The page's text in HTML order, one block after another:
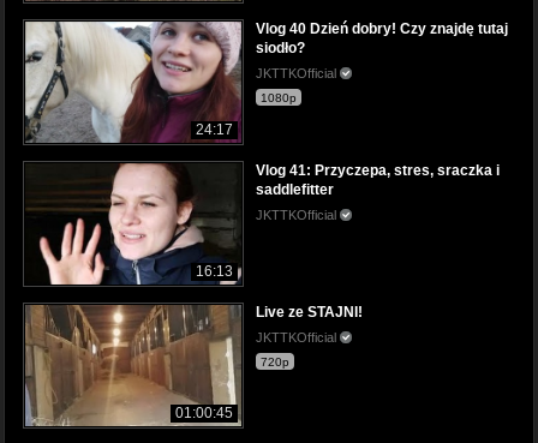
24:17
Vlog 40 Dzień dobry! Czy znajdę tutaj
siodło?
JKTTKOfficial
1080p
16:13
Vlog 41: Przyczepa, stres, sraczka i
saddlefitter
JKTTKOfficial
01:00:45
Live ze STAJNI!
JKTTKOfficial
720p